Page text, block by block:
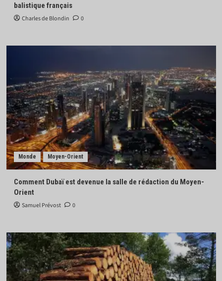
balistique français
Charles de Blondin 0
Monde Moyen-Orient
Comment Dubaï est devenue la salle de rédaction du Moyen-
Orient
Samuel Prévost 0